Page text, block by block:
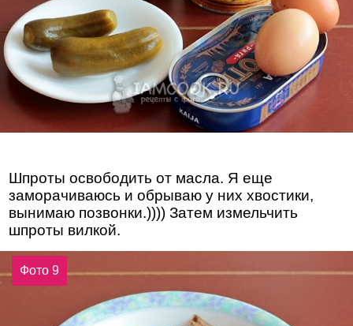
Шпроты освободить от масла. Я еще
заморачиваюсь и обрываю у них хвостики,
вынимаю позвонки.)))) Затем измельчить
шпроты вилкой.
Фото 9